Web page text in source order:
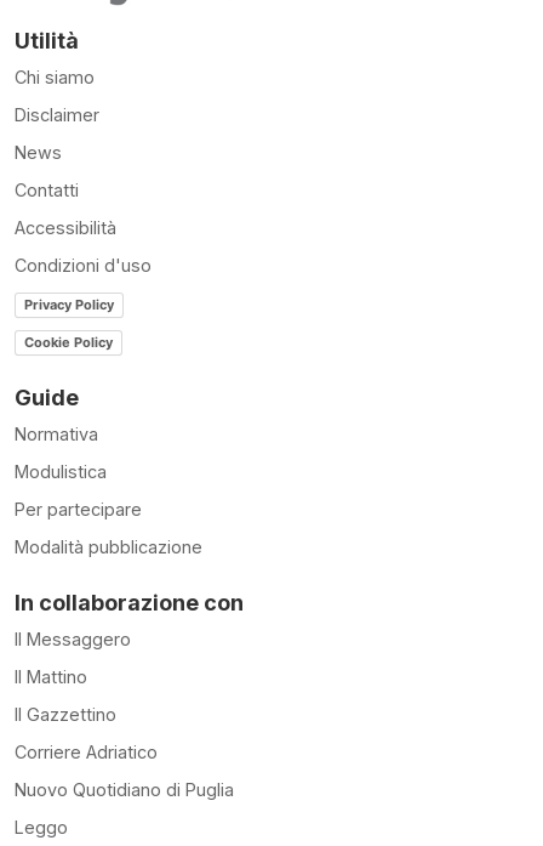
Utilità
Chi siamo
Disclaimer
News
Contatti
Accessibilità
Condizioni d'uso
Privacy Policy
Cookie Policy
Guide
Normativa
Modulistica
Per partecipare
Modalità pubblicazione
In collaborazione con
Il Messaggero
Il Mattino
Il Gazzettino
Corriere Adriatico
Nuovo Quotidiano di Puglia
Leggo